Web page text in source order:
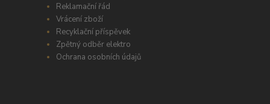
Reklamační řád
Vrácení zboží
Recyklační příspěvek
Zpětný odběr elektro
Ochrana osobních údajů